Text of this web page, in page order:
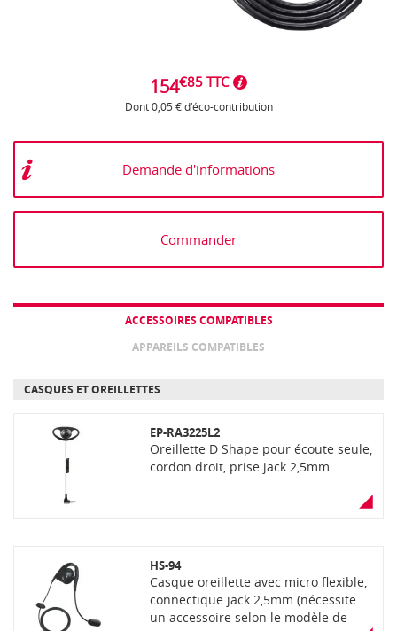
154€85 TTC
Dont 0,05 € d'éco-contribution
Demande d'informations
Commander
ACCESSOIRES COMPATIBLES
APPAREILS COMPATIBLES
CASQUES ET OREILLETTES
EP-RA3225L2
Oreillette D Shape pour écoute seule,
cordon droit, prise jack 2,5mm
HS-94
Casque oreillette avec micro flexible,
connectique jack 2,5mm (nécessite
un accessoire selon le modèle de